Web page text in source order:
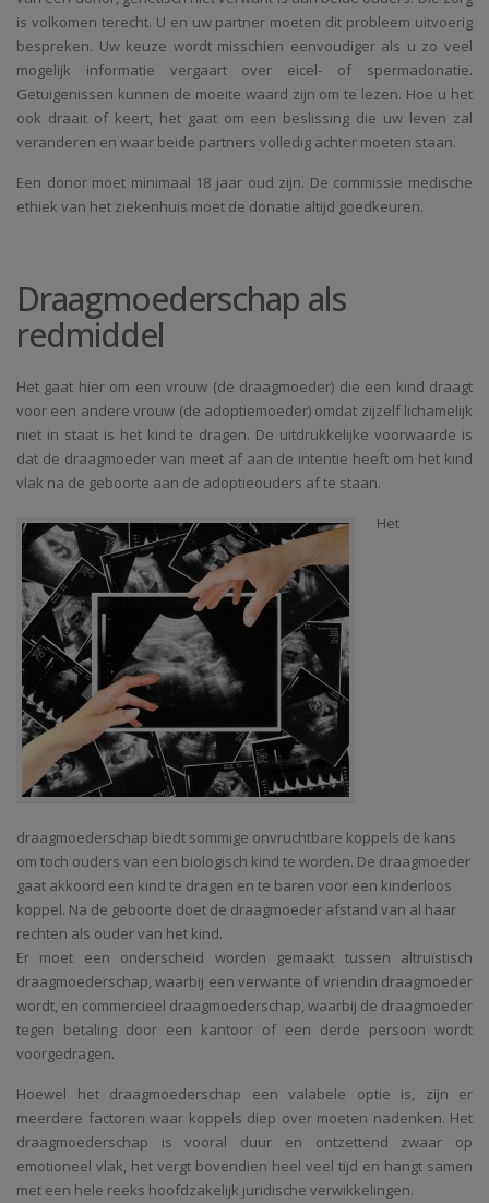
is volkomen terecht. U en uw partner moeten dit probleem uitvoerig
bespreken. Uw keuze wordt misschien eenvoudiger als u zo veel
mogelijk informatie vergaart over eicel- of spermadonatie.
Getuigenissen kunnen de moeite waard zijn om te lezen. Hoe u het
ook draait of keert, het gaat om een beslissing die uw leven zal
veranderen en waar beide partners volledig achter moeten staan.
Een donor moet minimaal 18 jaar oud zijn. De commissie medische
ethiek van het ziekenhuis moet de donatie altijd goedkeuren.
Draagmoederschap als
redmiddel
Het gaat hier om een vrouw (de draagmoeder) die een kind draagt
voor een andere vrouw (de adoptiemoeder) omdat zijzelf lichamelijk
niet in staat is het kind te dragen. De uitdrukkelijke voorwaarde is
dat de draagmoeder van meet af aan de intentie heeft om het kind
vlak na de geboorte aan de adoptieouders af te staan.
Het
draagmoederschap biedt sommige onvruchtbare koppels de kans
om toch ouders van een biologisch kind te worden. De draagmoeder
gaat akkoord een kind te dragen en te baren voor een kinderloos
koppel. Na de geboorte doet de draagmoeder afstand van al haar
rechten als ouder van het kind.
Er moet een onderscheid worden gemaakt tussen altruïstisch
draagmoederschap, waarbij een verwante of vriendin draagmoeder
wordt, en commercieel draagmoederschap, waarbij de draagmoeder
tegen betaling door een kantoor of een derde persoon wordt
voorgedragen.
Hoewel het draagmoederschap een valabele optie is, zijn er
meerdere factoren waar koppels diep over moeten nadenken. Het
draagmoederschap is vooral duur en ontzettend zwaar op
emotioneel vlak, het vergt bovendien heel veel tijd en hangt samen
met een hele reeks hoofdzakelijk juridische verwikkelingen.